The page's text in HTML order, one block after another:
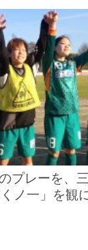
プレーを、
ノ一」を観